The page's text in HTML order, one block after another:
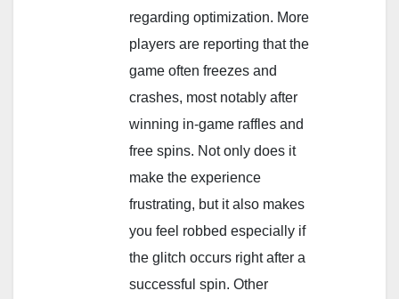
regarding optimization. More
players are reporting that the
game often freezes and
crashes, most notably after
winning in-game raffles and
free spins. Not only does it
make the experience
frustrating, but it also makes
you feel robbed especially if
the glitch occurs right after a
successful spin. Other